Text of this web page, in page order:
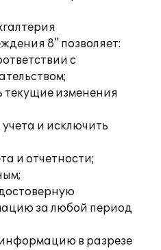
8" позволяет:
с
текущие изменения
и исключить
и отчетности;
за любой период
в разрезе